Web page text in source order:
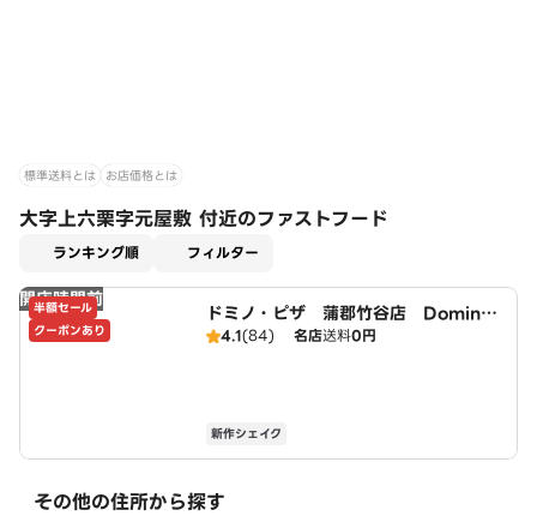
標準送料とは お店価格とは
大字上六栗字元屋敷 付近のファストフード
ランキング順 フィルター
開店時間前
半額セール
クーポンあり
ドミノ・ピザ 蒲郡竹谷店 Domin
o's4.1(84) 名店送料0円
新作シェイク
その他の住所から探す